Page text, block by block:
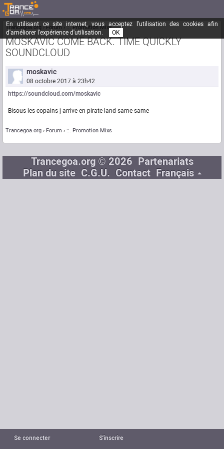
En utilisant ce site internet, vous acceptez l'utilisation des cookies afin
d'améliorer l'expérience d'utilisation.
OK
Se connecter S'inscrire
Trancegoa.org Forum ::. Promotion Mixs
MOSKAVIC COME BACK. TIME QUICKLY
SOUNDCLOUD
moskavic
08 octobre 2017 à 23h42
https://soundcloud.com/moskavic
Bisous les copains j arrive en pirate land same same
Trancegoa.org Forum ::. Promotion Mixs
Trancegoa.org © 2026 Partenariats
Plan du site C.G.U. Contact Français